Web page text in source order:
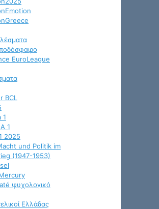
EuroLeague
BCL
1
1
2025
und Politik im
(1947-1953)
ψυχολογικό
Ελλάδας